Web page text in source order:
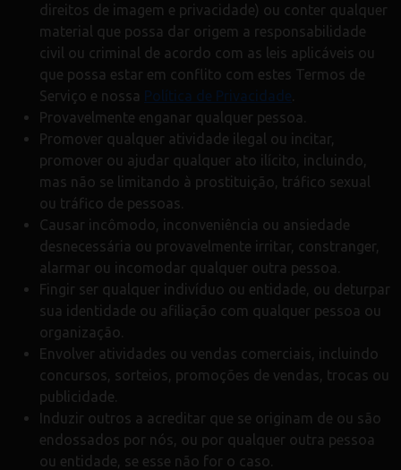
direitos de imagem e privacidade) ou conter qualquer
material que possa dar origem a responsabilidade
civil ou criminal de acordo com as leis aplicáveis ou
que possa estar em conflito com estes Termos de
Serviço e nossa Política de Privacidade.
Provavelmente enganar qualquer pessoa.
Promover qualquer atividade ilegal ou incitar,
promover ou ajudar qualquer ato ilícito, incluindo,
mas não se limitando à prostituição, tráfico sexual
ou tráfico de pessoas.
Causar incômodo, inconveniência ou ansiedade
desnecessária ou provavelmente irritar, constranger,
alarmar ou incomodar qualquer outra pessoa.
Fingir ser qualquer indivíduo ou entidade, ou deturpar
sua identidade ou afiliação com qualquer pessoa ou
organização.
Envolver atividades ou vendas comerciais, incluindo
concursos, sorteios, promoções de vendas, trocas ou
publicidade.
Induzir outros a acreditar que se originam de ou são
endossados por nós, ou por qualquer outra pessoa
ou entidade, se esse não for o caso.